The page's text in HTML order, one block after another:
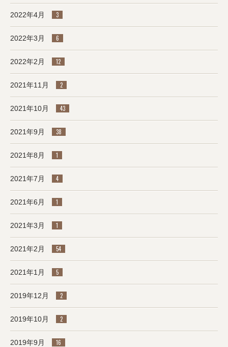
2022年4月 3
2022年3月 6
2022年2月 12
2021年11月 2
2021年10月 43
2021年9月 38
2021年8月 1
2021年7月 4
2021年6月 1
2021年3月 1
2021年2月 54
2021年1月 5
2019年12月 2
2019年10月 2
2019年9月 16